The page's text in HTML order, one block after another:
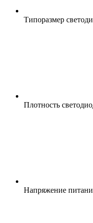
Типоразмер
Плотность
Напряжение